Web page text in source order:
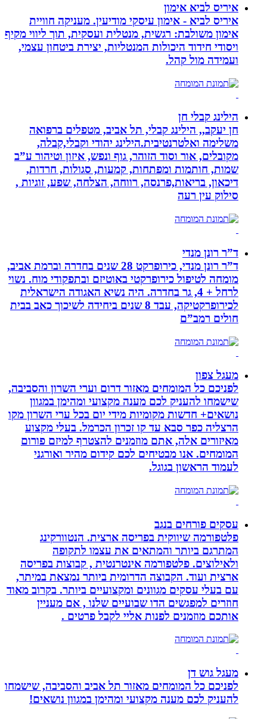
איריס לביא אימון
איריס לביא - אימון עיסקי מודיעין. מעניקה חוויית
אימון משולבת: רגשית, מנטלית ועסקית, תוך ליווי מקיף
ויסודי חידוד היכולות המנטליות, יצירת ביטחון עצמי,
ועמידה מול קהל.
הילינג קבלי חן
חן יעקב,, הילינג קבלי, תל אביב, מטפלים ברפואה
משלימה ואלטרנטיבית.הילינג יהודי וקבלי,קבלה,
מקובלים, אור וסוד הזוהר, גוף ונפש, איזון וטיהור ע”ב
שמות, חותמות ומפתחות, קמעות, סגולות, חרדות,
דיכאון, בריאות,פרנסה, רווחה, הצלחה, שפע, זוגיות ,
סילוק עין רעה
ד”ר רונן מנדי
ד”ר רונן מנדי, כירופרקט 28 שנים בחדרה וברמת אביב,
מומחה לטיפול כירופרקטי באוטיזם ובתפקודי מוח. נשוי
לרחל + 4, גר בחדרה. היה נשיא האגודה הישראלית
לכירופרקטיקה, עבד 8 שנים ביחידה לשיכוך כאב בבית
חולים רמב”ם
מעגל צפון
לפניכם כל המומחים מאזור דרום וערי השרון והסביבה,
שישמחו להעניק לכם מענה מקצועי ומהימן במגוון
נושאים+ חדשות מקומיות מידי יום בכל ערי השרון מקו
הרצליה כפר סבא עד קו זכרון הכרמל. בעלי מקצוע
מאיזורים אלה, אתם מוזמנים להצטרף למיזם פורום
המומחים. אנו מבטיחים לכם קידום מהיר ואורגני
לעמוד הראשון בגוגל.
עסקים פורחים בנגב
פלטפורמה שיווקית בפריסה ארצית. הנטוורקינג
המתרגם ביותר והמתאים את עצמו לתקופה
ולאילוצים. פלטפורמה אינטרנטית , קבוצות בפריסה
ארצית ועוד. הקבוצה הדרומית ביותר נמצאת במיתר,
עם בעלי עסקים מגוונים ומקצועיים ביותר. בקרוב מאוד
חוזרים למפגשים הדו שבועיים שלנו , אם מעניין
אותכם מוזמנים לפנות אליי לקבל פרטים .
מעגל גוש דן
לפניכם כל המומחים מאזור תל אביב והסביבה, שישמחו
להעניק לכם מענה מקצועי ומהימן במגוון נושאים!